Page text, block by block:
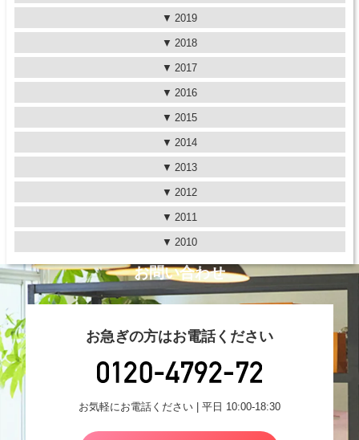
2019
2018
2017
2016
2015
2014
2013
2012
2011
2010
お問い合わせ
お急ぎの方はお電話ください
お気軽にお電話ください | 平日 10:00-18:30